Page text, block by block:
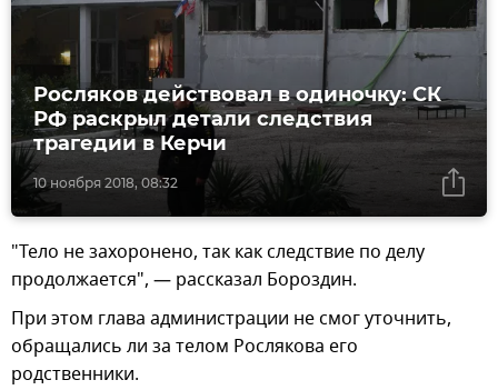
10 ноября 2018, 08:32
Росляков действовал в одиночку: СК
РФ раскрыл детали следствия
трагедии в Керчи
"Тело не захоронено, так как следствие по делу
продолжается", — рассказал Бороздин.
При этом глава администрации не смог уточнить,
обращались ли за телом Рослякова его
родственники.